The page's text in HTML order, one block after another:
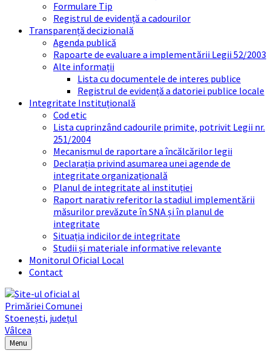
Formulare Tip
Registrul de evidență a cadourilor
Transparență decizională
Agenda publică
Rapoarte de evaluare a implementării Legii 52/2003
Alte informații
Lista cu documentele de interes publice
Registrul de evidență a datoriei publice locale
Integritate Instituțională
Cod etic
Lista cuprinzând cadourile primite, potrivit Legii nr.
251/2004
Mecanismul de raportare a încălcărilor legii
Declarația privind asumarea unei agende de
integritate organizațională
Planul de integritate al instituției
Raport narativ referitor la stadiul implementării
măsurilor prevăzute în SNA și în planul de
integritate
Situația indicilor de integritate
Studii și materiale informative relevante
Monitorul Oficial Local
Contact
Menu